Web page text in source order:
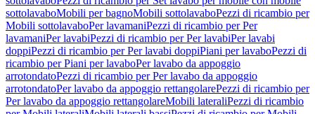
sottolavaboMobili per bagnoMobili sottolavaboPezzi di ricambio per
Mobili sottolavaboPer lavamaniPezzi di ricambio per Per
lavamaniPer lavabiPezzi di ricambio per Per lavabiPer lavabi
doppiPezzi di ricambio per Per lavabi doppiPiani per lavaboPezzi di
ricambio per Piani per lavaboPer lavabo da appoggio
arrotondatoPezzi di ricambio per Per lavabo da appoggio
arrotondatoPer lavabo da appoggio rettangolarePezzi di ricambio per
Per lavabo da appoggio rettangolareMobili lateraliPezzi di ricambio